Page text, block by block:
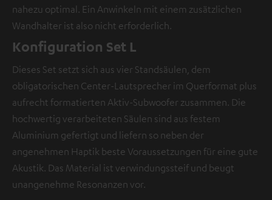
nahezu optimal. Ein Anwinkeln mit einem zusätzlichen
Wandhalter ist also nicht erforderlich.
Konfiguration Set L
Dieses Set setzt sich aus vier Standsäulen, dem
obligatorischen Center-Lautsprecher im Querformat plus
aufrecht formatierten Aktiv-Subwoofer zusammen. Die
hochwertig verarbeiteten Säulen sind aus festem
Aluminium gefertigt und liefern so neben der
angenehmen Haptik beste Voraussetzungen für eine gute
Akustik. Das Material ist verwindungssteif und beugt
unangenehme Resonanzen vor.